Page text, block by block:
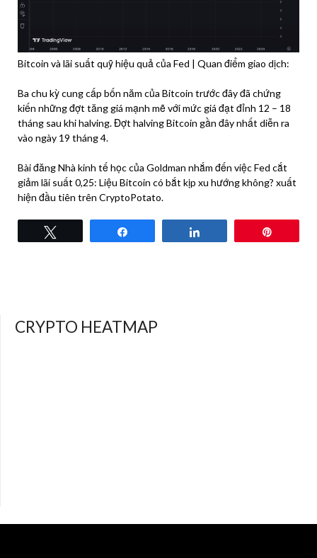
Bitcoin và lãi suất quỹ hiệu quả của Fed | Quan điểm giao dịch:
Ba chu kỳ cung cấp bốn năm của Bitcoin trước đây đã chứng
kiến ​​những đợt tăng giá mạnh mẽ với mức giá đạt đỉnh 12 – 18
tháng sau khi halving. Đợt halving Bitcoin gần đây nhất diễn ra
vào ngày 19 tháng 4.
Bài đăng Nhà kinh tế học của Goldman nhắm đến việc Fed cắt
giảm lãi suất 0,25: Liệu Bitcoin có bắt kịp xu hướng không? xuất
hiện đầu tiên trên CryptoPotato.
CRYPTO HEATMAP